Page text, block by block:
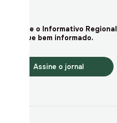
Assine o Informativo Regional
e fique bem informado.
Assine o jornal